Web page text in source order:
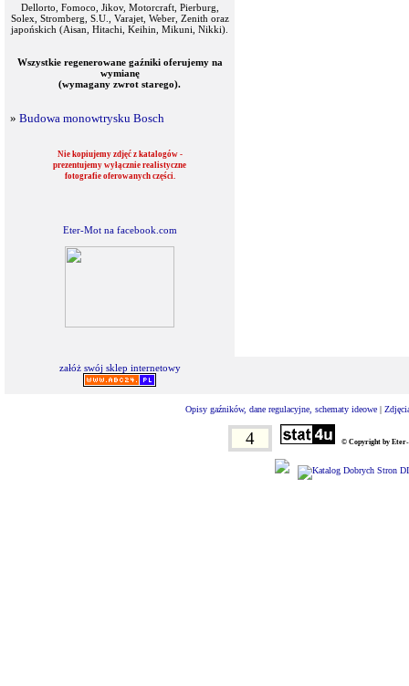
Dellorto, Fomoco, Jikov, Motorcraft, Pierburg,
Solex, Stromberg, S.U., Varajet, Weber, Zenith oraz
japońskich (Aisan, Hitachi, Keihin, Mikuni, Nikki).
Wszystkie regenerowane gaźniki oferujemy na
wymianę
(wymagany zwrot starego).
» Budowa monowtrysku Bosch
Nie kopiujemy zdjęć z katalogów -
prezentujemy wyłącznie realistyczne
fotografie oferowanych części.
Eter-Mot na facebook.com
załóż swój sklep internetowy
Opisy gaźników, dane regulacyjne, schematy ideowe |
4 © Copyright by